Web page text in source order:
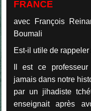
FRANCE
avec François
Boumali
Est-il utile de
Il est ce
jamais dans notre
par un jihadiste
enseignait après